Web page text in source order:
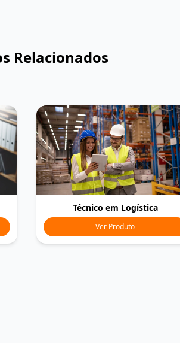
Relacionados
Técnico em Logística
Ver Produto